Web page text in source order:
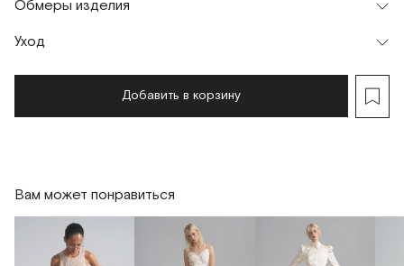
г. Москва, Малая Бронная 16
S
г. Москва, Малая Бронная 24/3
S
Обмеры изделия
Уход
Добавить в корзину
Вам может понравиться